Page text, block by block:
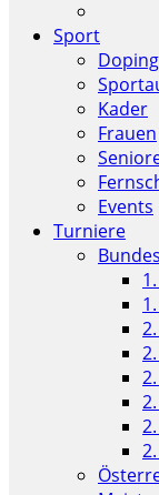
Sport
Kader
Frauen
Events
Turniere